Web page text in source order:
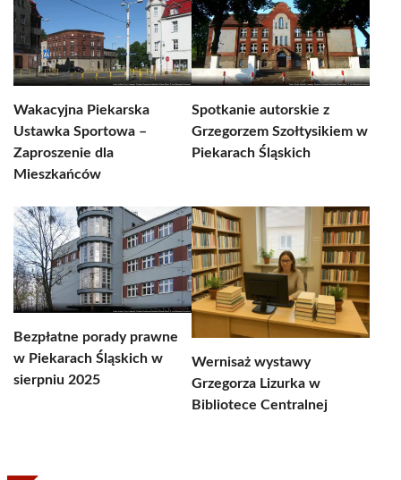
Wakacyjna Piekarska
Ustawka Sportowa –
Zaproszenie dla
Mieszkańców
Spotkanie autorskie z
Grzegorzem Szołtysikiem w
Piekarach Śląskich
Bezpłatne porady prawne
w Piekarach Śląskich w
sierpniu 2025
Wernisaż wystawy
Grzegorza Lizurka w
Bibliotece Centralnej